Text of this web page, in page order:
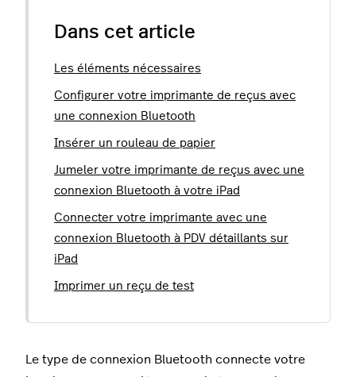
Dans cet article
Les éléments nécessaires
Configurer votre imprimante de reçus avec
une connexion Bluetooth
Insérer un rouleau de papier
Jumeler votre imprimante de reçus avec une
connexion Bluetooth à votre iPad
Connecter votre imprimante avec une
connexion Bluetooth à PDV détaillants sur
iPad
Imprimer un reçu de test
Le type de connexion Bluetooth connecte votre